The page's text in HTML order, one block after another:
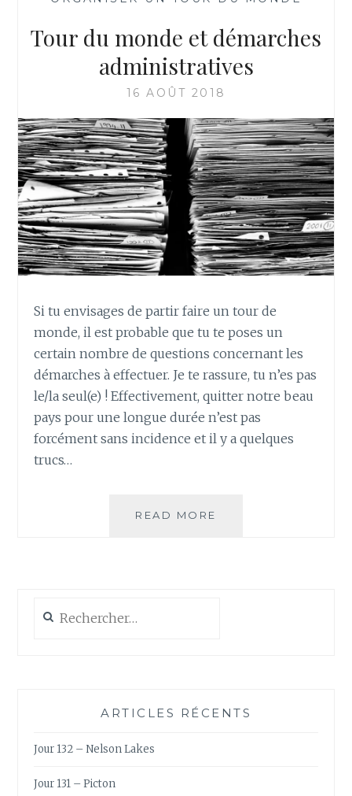
Tour du monde et démarches
administratives
16 AOÛT 2018
Si tu envisages de partir faire un tour de
monde, il est probable que tu te poses un
certain nombre de questions concernant les
démarches à effectuer. Je te rassure, tu n’es pas
le/la seul(e) ! Effectivement, quitter notre beau
pays pour une longue durée n’est pas
forcément sans incidence et il y a quelques
trucs…
READ MORE
ARTICLES RÉCENTS
Jour 132 – Nelson Lakes
Jour 131 – Picton